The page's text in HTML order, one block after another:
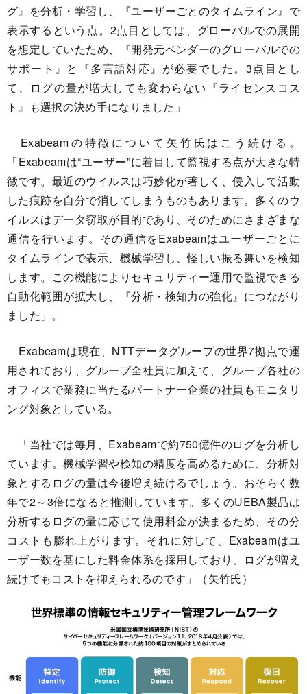
グ』を分析・学習し、『ユーザーごとのタイムライン』で
表示するという点。2点目としては、グローバルでの展開
を想定していたため、『開発元ベンダーのグローバルでの
サポート』と『多言語対応』が必要でした。3点目とし
て、ログの量が増大しても変わらない『ライセンスコス
ト』も選択の決め手になりました」
Exabeamの特徴について矢竹氏はこう続ける。
「Exabeamは“ユーザー”に着目して監視する点が大きな特
徴です。最近のウイルスは巧妙化が著しく、侵入して活動
した痕跡を自分で消してしまうものもあります。多くのウ
イルスはデータ窃取が目的であり、そのためにさまざまな
通信を行います。その通信をExabeamはユーザーごとに
タイムラインで表示、機械学習し、怪しい振る舞いを検知
します。この機能によりセキュリティー運用で監視できる
自動化範囲が拡大し、『分析・検知力の強化』につながり
ました」。
Exabeamは現在、NTTデータグループの世界7拠点で運
用されており、グループ全社員に加えて、グループ各社の
オフィスで業務に当たるパートナー企業の社員もモニタリ
ング対象としている。
「当社では毎月、Exabeamで約750億件のログを分析し
ています。機械学習や検知の精度を高めるために、分析対
象とするログの量は今後増え続けるでしょう。おそらく数
年で2～3倍になると推測しています。多くのUEBA製品は
分析するログの量に応じて使用料金が決まるため、その分
コストも膨れ上がります。それに対して、Exabeamはユ
ーザー数を基にした料金体系を採用しており、ログが増え
続けてもコストを抑えられるのです」（矢竹氏）